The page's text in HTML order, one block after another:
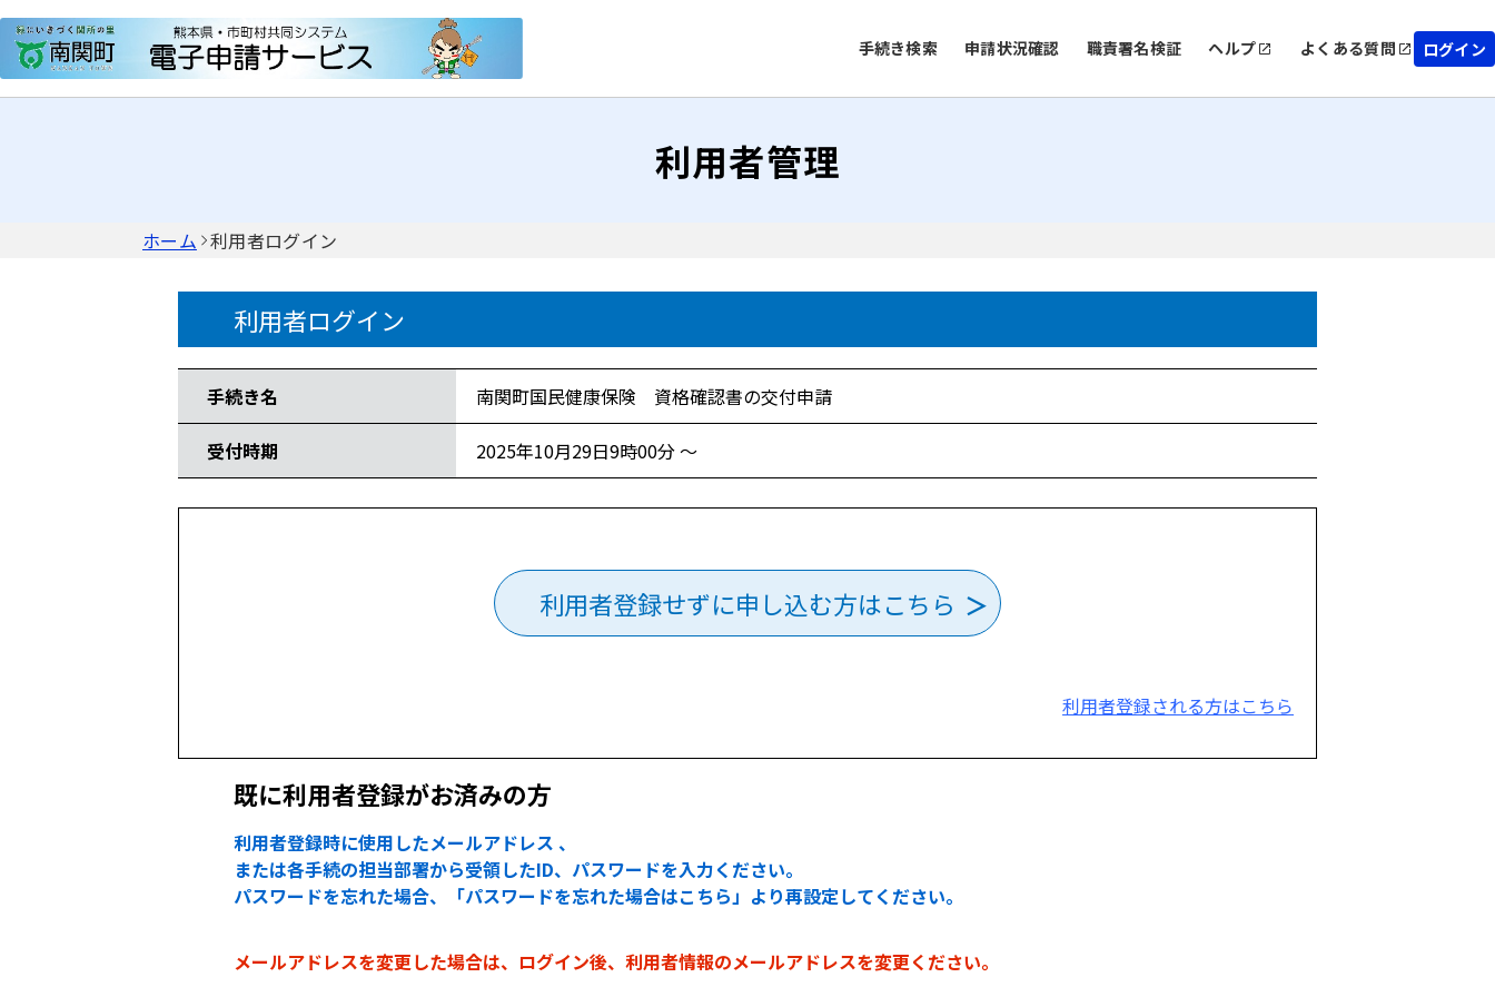
手続き検索 申請状況確認 職責署名検証 ヘルプ よくある質問 ログイン
利用者管理
ホーム 利用者ログイン
利用者ログイン
手続き名 南関町国民健康保険 資格確認書の交付申請
受付時期 2025年10月29日9時00分 ～
利用者登録せずに申し込む方はこちら
利用者登録される方はこちら
既に利用者登録がお済みの方
利用者登録時に使用したメールアドレス 、
または各手続の担当部署から受領したID、パスワードを入力ください。
パスワードを忘れた場合、「パスワードを忘れた場合はこちら」より再設定してください。
メールアドレスを変更した場合は、ログイン後、利用者情報のメールアドレスを変更ください。